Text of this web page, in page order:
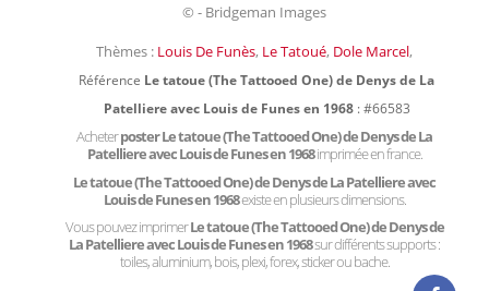
© - Bridgeman Images
Thèmes : Louis De Funès, Le Tatoué, Dole Marcel,
Référence Le tatoue (The Tattooed One) de Denys de La
Patelliere avec Louis de Funes en 1968 : #66583
Acheterposter Le tatoue (The Tattooed One) de Denys de La
Patelliere avec Louis de Funes en 1968imprimée en france.
Le tatoue (The Tattooed One) de Denys de La Patelliere avec
Louis de Funes en 1968existe en plusieurs dimensions.
Vous pouvez imprimerLe tatoue (The Tattooed One) de Denys de
La Patelliere avec Louis de Funes en 1968sur différents supports :
toiles, aluminium, bois, plexi, forex, sticker ou bache.